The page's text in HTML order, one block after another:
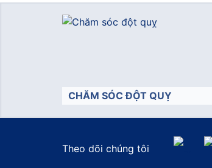
CHĂM SÓC ĐỘT QUỴ
Theo dõi chúng tôi